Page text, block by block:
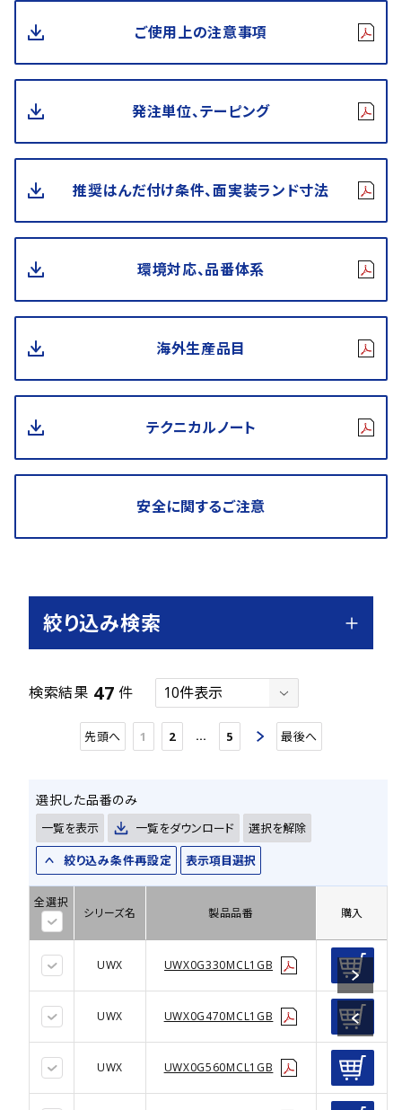
ご使用上の注意事項
発注単位、テーピング
推奨はんだ付け条件、面実装ランド寸法
環境対応、品番体系
海外生産品目
テクニカルノート
安全に関するご注意
絞り込み検索
検索結果 47 件
先頭へ 1 2 … 5 最後へ
選択した品番のみ
一覧を表示 一覧をダウンロード
選択を解除
絞り込み条件再設定
表示項目選択
全選択
シリーズ名 製品品番 購入
UWX UWX0G330MCL1GB
UWX UWX0G470MCL1GB
UWX UWX0G560MCL1GB